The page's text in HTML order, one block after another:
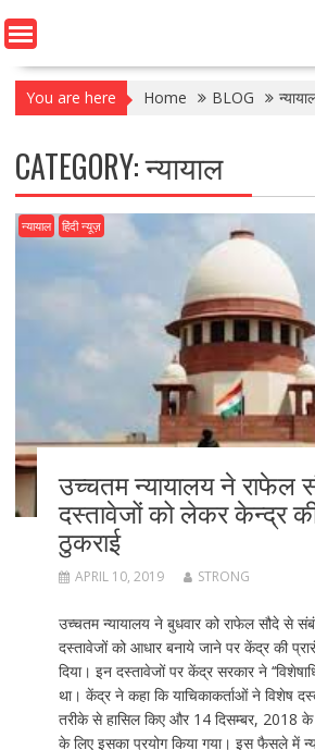
You are here Home BLOG
CATEGORY:न्यायाल
न्यायाल हिंदी न्यूज़
उच्चतम न्यायालय ने राफेल
दस्तावेजों को लेकर केन्द्र
ठुकराई
APRIL 10, 2019 STRONG
उच्चतम न्यायालय ने बुधवार को राफेल सौदे से
दस्तावेजों को आधार बनाये जाने पर केंद्र की
दिया। इन दस्तावेजों पर केंद्र सरकार ने
था। केंद्र ने कहा कि याचिकाकर्ताओं ने विशेष
तरीके से हासिल किए और 14 दिसम्बर, 2018 के
के लिए इसका प्रयोग किया गया। इस फैसले में